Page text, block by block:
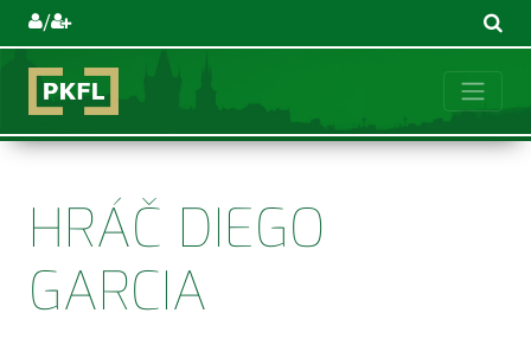
/
HRÁČ DIEGO
GARCIA